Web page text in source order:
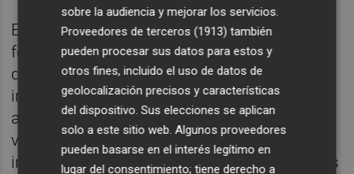
En este sentido, el eurodiputado de la
formación liberal, Jordi Cañas, ha informado
que en Bruselas "se está negociando, a
instancias de CS Europa, una salvaguarda
automática para apoyar a los arroceros
valencianos" y que servirá de "freno a las
importaciones masivas de arroz" de terceros
sobre la audiencia y mejorar los servicios.
Proveedores de terceros (1913) también
pueden procesar sus datos para estos y
otros fines, incluido el uso de datos de
geolocalización precisos y características
del dispositivo. Sus elecciones se aplican
solo a este sitio web. Algunos proveedores
pueden basarse en el interés legítimo en
lugar del consentimiento; tiene derecho a